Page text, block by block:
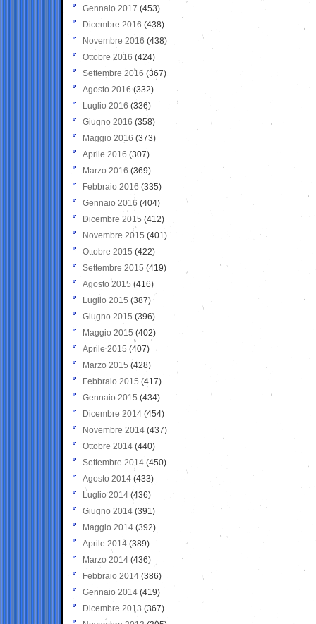
Gennaio 2017 (453)
Dicembre 2016 (438)
Novembre 2016 (438)
Ottobre 2016 (424)
Settembre 2016 (367)
Agosto 2016 (332)
Luglio 2016 (336)
Giugno 2016 (358)
Maggio 2016 (373)
Aprile 2016 (307)
Marzo 2016 (369)
Febbraio 2016 (335)
Gennaio 2016 (404)
Dicembre 2015 (412)
Novembre 2015 (401)
Ottobre 2015 (422)
Settembre 2015 (419)
Agosto 2015 (416)
Luglio 2015 (387)
Giugno 2015 (396)
Maggio 2015 (402)
Aprile 2015 (407)
Marzo 2015 (428)
Febbraio 2015 (417)
Gennaio 2015 (434)
Dicembre 2014 (454)
Novembre 2014 (437)
Ottobre 2014 (440)
Settembre 2014 (450)
Agosto 2014 (433)
Luglio 2014 (436)
Giugno 2014 (391)
Maggio 2014 (392)
Aprile 2014 (389)
Marzo 2014 (436)
Febbraio 2014 (386)
Gennaio 2014 (419)
Dicembre 2013 (367)